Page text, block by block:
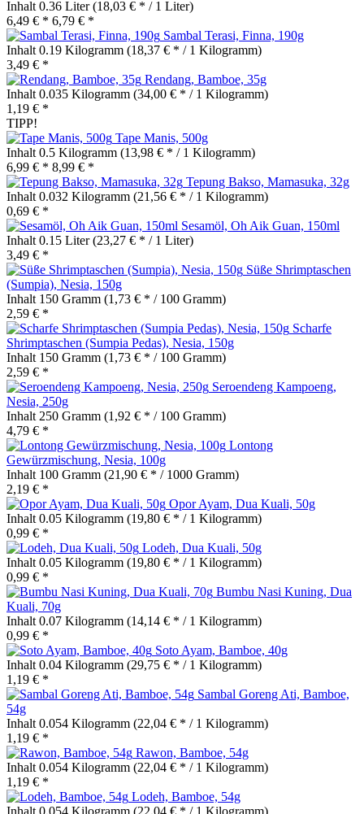
Inhalt 0.36 Liter(18,03 € * / 1 Liter)
6,49 € * 6,79 € *
Sambal Terasi, Finna, 190g
Inhalt 0.19 Kilogramm (18,37 € * / 1 Kilogramm)
3,49 € *
Rendang, Bamboe, 35g
Inhalt 0.035 Kilogramm (34,00 € * / 1 Kilogramm)
1,19 € *
TIPP!
Tape Manis, 500g
Inhalt 0.5 Kilogramm (13,98 € * / 1 Kilogramm)
6,99 € * 8,99 € *
Tepung Bakso, Mamasuka, 32g
Inhalt 0.032 Kilogramm (21,56 € * / 1 Kilogramm)
0,69 € *
Sesamöl, Oh Aik Guan, 150ml
Inhalt 0.15 Liter(23,27 € * / 1 Liter)
3,49 € *
Süße Shrimptaschen
(Sumpia), Nesia, 150g
Inhalt 150 Gramm (1,73 € * / 100 Gramm)
2,59 € *
Scharfe
Shrimptaschen (Sumpia Pedas), Nesia, 150g
Inhalt 150 Gramm (1,73 € * / 100 Gramm)
2,59 € *
Seroendeng Kampoeng,
Nesia, 250g
Inhalt 250 Gramm (1,92 € * / 100 Gramm)
4,79 € *
Lontong
Gewürzmischung, Nesia, 100g
Inhalt 100 Gramm (21,90 € * / 1000 Gramm)
2,19 € *
Opor Ayam, Dua Kuali, 50g
Inhalt 0.05 Kilogramm (19,80 € * / 1 Kilogramm)
0,99 € *
Lodeh, Dua Kuali, 50g
Inhalt 0.05 Kilogramm (19,80 € * / 1 Kilogramm)
0,99 € *
Bumbu Nasi Kuning, Dua
Kuali, 70g
Inhalt 0.07 Kilogramm (14,14 € * / 1 Kilogramm)
0,99 € *
Soto Ayam, Bamboe, 40g
Inhalt 0.04 Kilogramm (29,75 € * / 1 Kilogramm)
1,19 € *
Sambal Goreng Ati, Bamboe,
54g
Inhalt 0.054 Kilogramm (22,04 € * / 1 Kilogramm)
1,19 € *
Rawon, Bamboe, 54g
Inhalt 0.054 Kilogramm (22,04 € * / 1 Kilogramm)
1,19 € *
Lodeh, Bamboe, 54g
Inhalt 0.054 Kilogramm (22,04 € * / 1 Kilogramm)